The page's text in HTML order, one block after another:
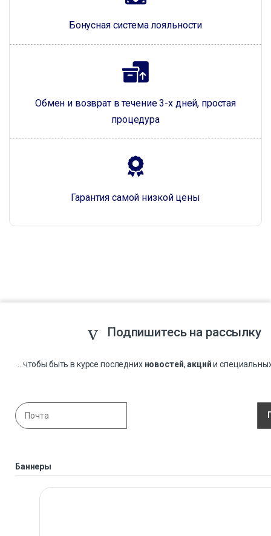
Бонусная система лояльности
Обмен и возврат в течение 3-х дней, простая
процедура
Гарантия самой низкой цены
Подпишитесь на рассылку
...чтобы быть в курсе последних новостей,акцийи
Баннеры